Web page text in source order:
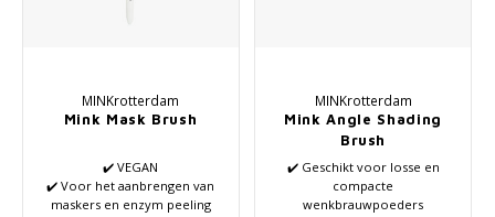
MINKrotterdam
Mink Mask Brush
✔️ VEGAN
✔️ Voor het aanbrengen van
maskers en enzym peeling
MINKrotterdam
Mink Angle Shading
Brush
✔️ Geschikt voor losse en
compacte
wenkbrauwpoeders